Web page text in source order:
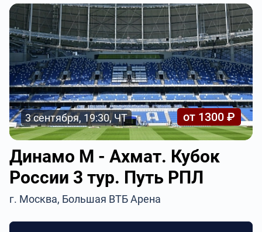
3 сентября, 19:30, ЧТ от 1300 ₽
Динамо М - Ахмат. Кубок
России 3 тур. Путь РПЛ
г. Москва, Большая ВТБ Арена